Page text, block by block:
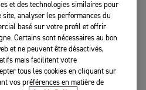
et des technologies similaires pour
analyser les performances du
basé sur votre profil et offrir
Certains sont nécessaires au bon
et ne peuvent être désactivés,
mais facilitent votre
tous les cookies en cliquant sur
vos préférences en matière de